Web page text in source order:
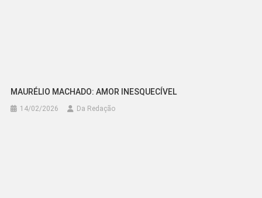
MAURÉLIO MACHADO: AMOR INESQUECÍVEL
14/02/2026 Da Redação